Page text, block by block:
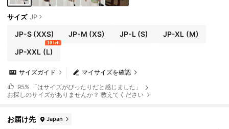
サイズ JP
JP-S(XXS) JP-M (XS) JP-L(S) JP-XL (M)
JP-XXL (L)
10 left
マイサイズを確認
サイズガイド
95% 「はサイズがぴったりだと感じました」
お探しのサイズがありませんか？ 教えてください
お届け先 Japan